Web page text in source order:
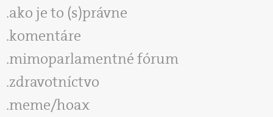
ako je to (s)právne
komentáre
mimoparlamentné fórum
zdravotníctvo
meme/hoax